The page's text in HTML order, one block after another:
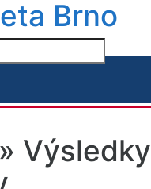
Brno
Výsledky